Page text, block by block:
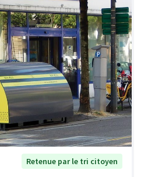
Retenue par le tri citoyen